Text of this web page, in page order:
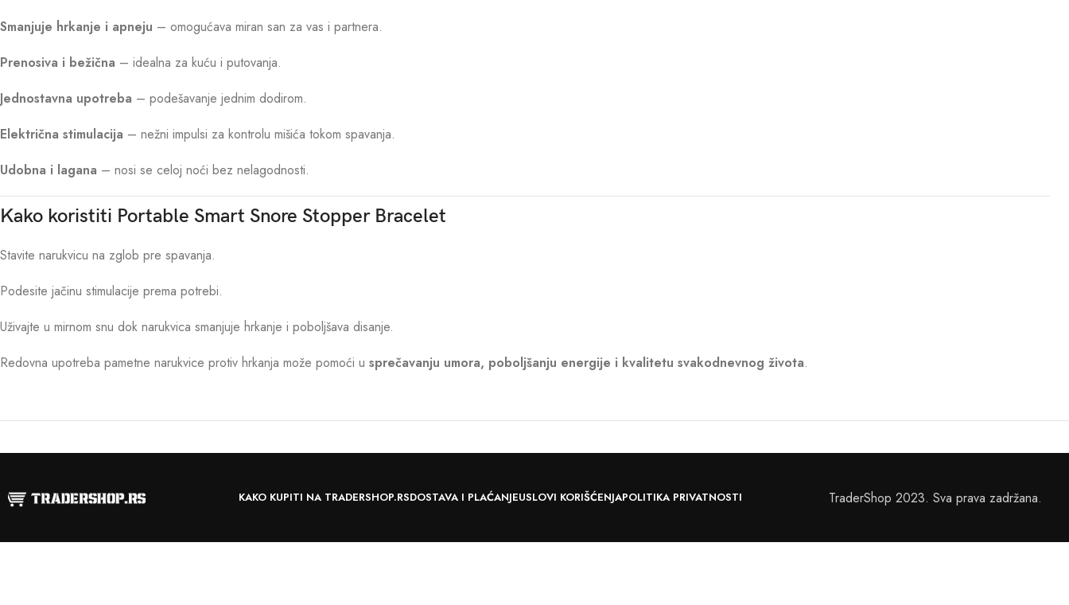
Smanjuje hrkanje i apneju – omogućava miran san za vas i partnera.
Prenosiva i bežična – idealna za kuću i putovanja.
Jednostavna upotreba – podešavanje jednim dodirom.
Električna stimulacija – nežni impulsi za kontrolu mišića tokom spavanja.
Udobna i lagana – nosi se celoj noći bez nelagodnosti.
Kako koristiti Portable Smart Snore Stopper Bracelet
Stavite narukvicu na zglob pre spavanja.
Podesite jačinu stimulacije prema potrebi.
Uživajte u mirnom snu dok narukvica smanjuje hrkanje i poboljšava disanje.
Redovna upotreba pametne narukvice protiv hrkanja može pomoći u sprečavanju umora, poboljšanju energije i kvalitetu svakodnevnog života.
KAKO KUPITI NA TRADERSHOP.RSDOSTAVA I PLAĆANJEUSLOVI KORIŠĆENJAPOLITIKA PRIVATNOSTI TraderShop 2023. Sva prava zadržana.